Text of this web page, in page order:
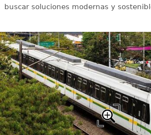
buscar soluciones modernas y